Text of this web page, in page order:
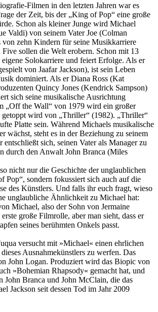
Filmen in den letzten Jahren war es
der Zeit, bis der „King of Pop“ eine große
Schon als kleiner Junge wird Michael
Valdi) von seinem Vater Joe (Colman
von zehn Kindern für seine Musikkarriere
sollen die Welt erobern. Schon mit 13
eigene Solokarriere und feiert Erfolge. Als er
von Jaafar Jackson), ist sein Leben
dominiert. Als er Diana Ross (Kat
Quincy Jones (Kendrick Sampson)
sich seine musikalische Ausrichtung
„Off the Wall“ von 1979 wird ein großer
wird von „Thriller“ (1982). „Thriller“
Platte sein. Während Michaels musikalische
wächst, steht es in der Beziehung zu seinem
entschließt sich, seinen Vater als Manager zu
durch den Anwalt John Branca (Miles
nicht nur die Geschichte der unglaublichen
Pop“, sondern fokussiert sich auch auf die
des Künstlers. Und falls ihr euch fragt, wieso
unglaubliche Ähnlichkeit zu Michael hat:
Michael, also der Sohn von Jermaine
große Filmrolle, aber man sieht, dass er
seines berühmten Onkels passt.
versucht mit »Michael« einen ehrlichen
Ausnahmekünstlers zu werfen. Das
John Logan. Produziert wird das Biopic von
»Bohemian Rhapsody« gemacht hat, und
John Branca und John McClain, die das
Jackson seit dessen Tod im Jahr 2009